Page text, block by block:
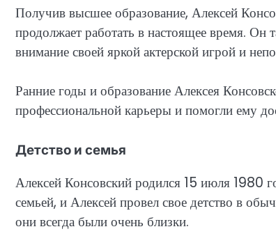
Получив высшее образование, Алексей
продолжает работать в настоящее время. Он
внимание своей яркой актерской игрой и
Ранние годы и образование Алексея
профессиональной карьеры и помогли ему
Детство и семья
Алексей Консовский родился 15 июля 1980
семьей, и Алексей провел свое детство в
они всегда были очень близки.